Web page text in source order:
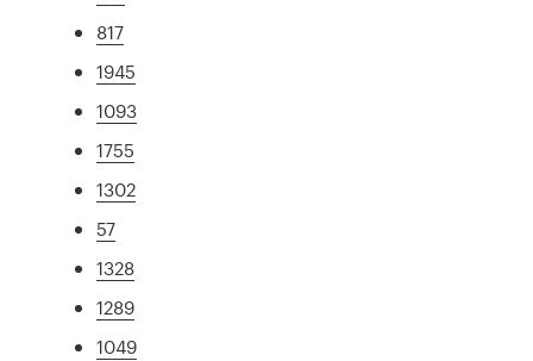
817
1945
1093
1755
1302
57
1328
1289
1049